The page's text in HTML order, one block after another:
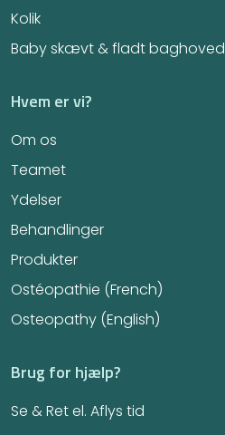
Kolik
Baby skævt & fladt baghoved
Hvem er vi?
Om os
Teamet
Ydelser
Behandlinger
Produkter
Ostéopathie (French)
Osteopathy (English)
Brug for hjælp?
Se & Ret el. Aflys tid